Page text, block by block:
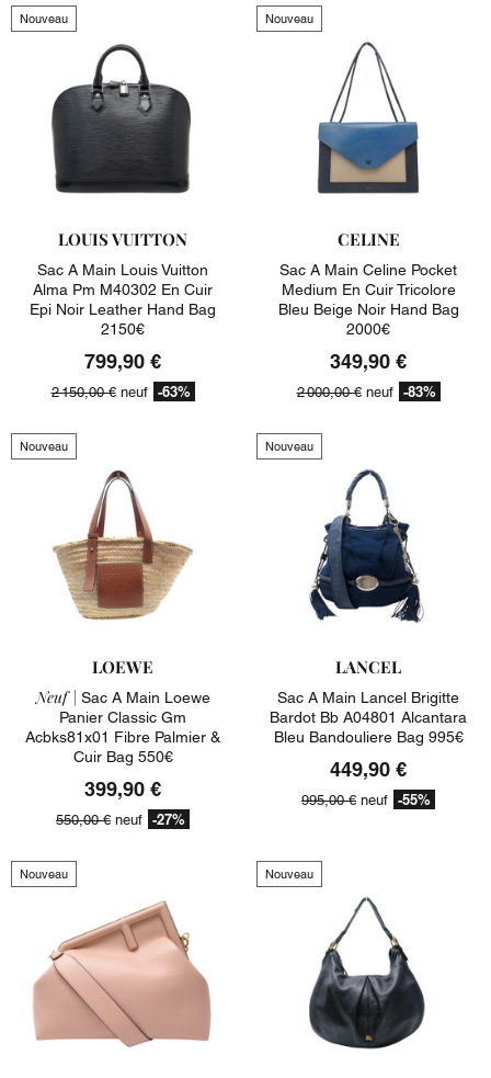
Nouveau
LOUIS VUITTON
Sac A Main Louis Vuitton
Alma Pm M40302 En Cuir
Epi Noir Leather Hand Bag
2150€
799,90 €
2 150,00 €neuf -63%
Nouveau
CELINE
Sac A Main Celine Pocket
Medium En Cuir Tricolore
Bleu Beige Noir Hand Bag
2000€
349,90 €
2 000,00 €neuf -83%
Nouveau
LOEWE
Neuf | Sac A Main Loewe
Panier Classic Gm
Acbks81x01 Fibre Palmier &
Cuir Bag 550€
399,90 €
550,00 € neuf -27%
Nouveau
LANCEL
Sac A Main Lancel Brigitte
Bardot Bb A04801 Alcantara
Bleu Bandouliere Bag 995€
449,90 €
995,00 € neuf -55%
Nouveau Nouveau